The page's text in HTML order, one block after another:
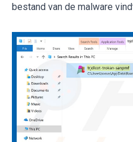
bestand van de malware